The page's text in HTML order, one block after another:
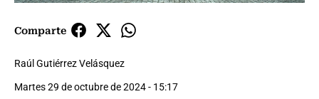
Comparte
Raúl Gutiérrez Velásquez
Martes 29 de octubre de 2024 - 15:17